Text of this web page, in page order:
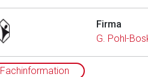
Firma
G. Pohl-
Fachinformation